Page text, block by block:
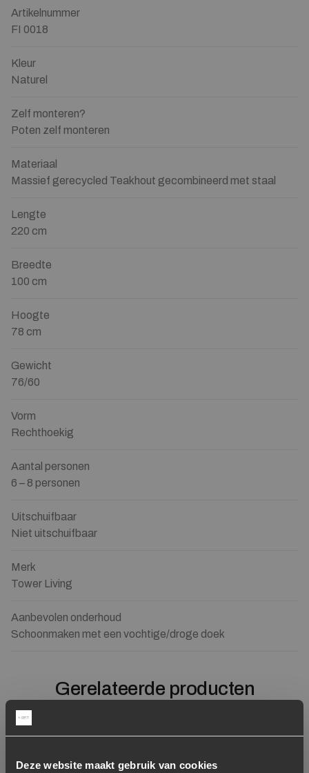
Deze website maakt gebruik van cookies
Artikelnummer
FI 0018
Kleur
Naturel
Zelf monteren?
Poten zelf monteren
Materiaal
Massief gerecycled Teakhout gecombineerd met staal
Lengte
220 cm
Breedte
100 cm
Hoogte
78 cm
Gewicht
76/60
Vorm
Rechthoekig
Aantal personen
6 – 8 personen
Uitschuifbaar
Niet uitschuifbaar
Merk
Tower Living
Aanbevolen onderhoud
Schoonmaken met een vochtige/droge doek
Gerelateerde producten
Toevoegen aan verlanglijstje
Verwijderen van verlanglijst Toevoegen aan
Verwijderen van verlanglijst